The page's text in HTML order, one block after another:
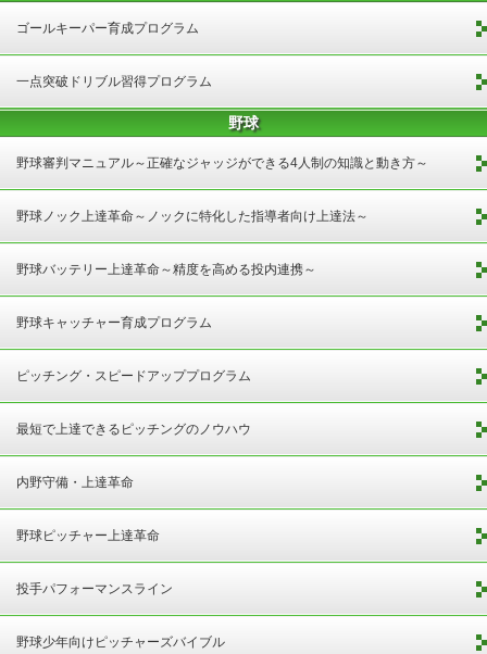
ゴールキーパー育成プログラム
一点突破ドリブル習得プログラム
野球
野球審判マニュアル～正確なジャッジができる4人制の知識と動き方～
野球ノック上達革命～ノックに特化した指導者向け上達法～
野球バッテリー上達革命～精度を高める投内連携～
野球キャッチャー育成プログラム
ピッチング・スピードアッププログラム
最短で上達できるピッチングのノウハウ
内野守備・上達革命
野球ピッチャー上達革命
投手パフォーマンスライン
野球少年向けピッチャーズバイブル